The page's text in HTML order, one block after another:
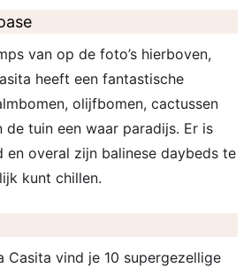
van op de foto’s hierboven,
heeft een fantastische
olijfbomen, cactussen
de tuin een waar paradijs. Er is
en overal zijn balinese daybeds te
kunt chillen.
Casita vind je 10 supergezellige